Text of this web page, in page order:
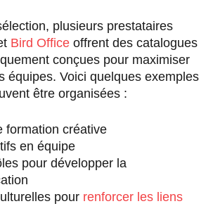
plusieurs prestataires
Bird Office offrent des catalogues
conçues pour maximiser
équipes. Voici quelques exemples
être organisées :
formation créative
en équipe
pour développer la
pour renforcer les liens